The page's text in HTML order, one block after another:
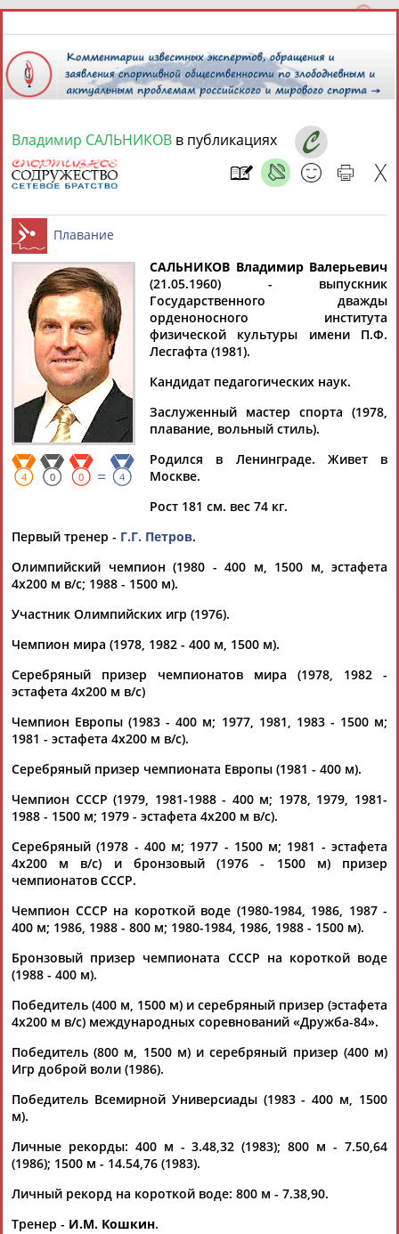
9 августа 2026 года,
СПОРТСМЕНЫ, ТРЕНЕРЫ И СПЕЦИАЛИСТЫ
Найдено: 13181персон Расширенный поиск
Аслаудин
АБАЕВ
Елена
АБАИМОВА
АБАКУМОВА
АБАЛАКИНА
Дмитрий
Тамилла
Рамазан
Флюра
БУЛАТОВА
Татьяна
Каримжан
Аделя
Андрей
Герман
Рамазан
АБДУЛАЕВ
Тагир
АБДУЛАЕВ
Камиль
АБДУЛАЗИЗОВ
Загалав
АБДУЛБЕКОВ
АБДУЛДАУДОВАБДУЛЖАЛИЛОВАБДУЛКАГИРОВАБДУЛЛАЕВ
ЕЩЁ ПЕРСОНЫ
Владимир САЛЬНИКОВ в публикациях
Плавание
4 0 0 = 4
САЛЬНИКОВ Владимир Валерьевич
(21.05.1960) - выпускник
Государственного дважды
орденоносного института
физической культуры имени П.Ф.
Лесгафта (1981).
Кандидат педагогических наук.
Заслуженный мастер спорта (1978,
плавание, вольный стиль).
Родился в Ленинграде. Живет в
Москве.
Рост 181 см. вес 74 кг.
Первый тренер - Г.Г. Петров.
Олимпийский чемпион (1980 - 400 м, 1500 м, эстафета
4х200 м в/с; 1988 - 1500 м).
Участник Олимпийских игр (1976).
Чемпион мира (1978, 1982 - 400 м, 1500 м).
Серебряный призер чемпионатов мира (1978, 1982 -
эстафета 4х200 м в/с)
Чемпион Европы (1983 - 400 м; 1977, 1981, 1983 - 1500 м;
1981 - эстафета 4х200 м в/с).
Серебряный призер чемпионата Европы (1981 - 400 м).
Чемпион СССР (1979, 1981-1988 - 400 м; 1978, 1979, 1981-
1988 - 1500 м; 1979 - эстафета 4х200 м в/с).
Серебряный (1978 - 400 м; 1977 - 1500 м; 1981 - эстафета
4х200 м в/с) и бронзовый (1976 - 1500 м) призер
чемпионатов СССР.
Чемпион СССР на короткой воде (1980-1984, 1986, 1987 -
400 м; 1986, 1988 - 800 м; 1980-1984, 1986, 1988 - 1500 м).
Бронзовый призер чемпионата СССР на короткой воде
(1988 - 400 м).
Победитель (400 м, 1500 м) и серебряный призер (эстафета
4х200 м в/с) международных соревнований «Дружба-84».
Победитель (800 м, 1500 м) и серебряный призер (400 м)
Игр доброй воли (1986).
Победитель Всемирной Универсиады (1983 - 400 м, 1500
м).
Личные рекорды: 400 м - 3.48,32 (1983); 800 м - 7.50,64
(1986); 1500 м - 14.54,76 (1983).
Личный рекорд на короткой воде: 800 м - 7.38,90.
Тренер - И.М. Кошкин.